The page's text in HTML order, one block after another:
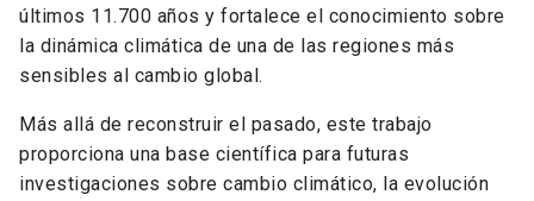
últimos 11.700 años y fortalece el conocimiento sobre
la dinámica climática de una de las regiones más
sensibles al cambio global.
Más allá de reconstruir el pasado, este trabajo
proporciona una base científica para futuras
investigaciones sobre cambio climático, la evolución